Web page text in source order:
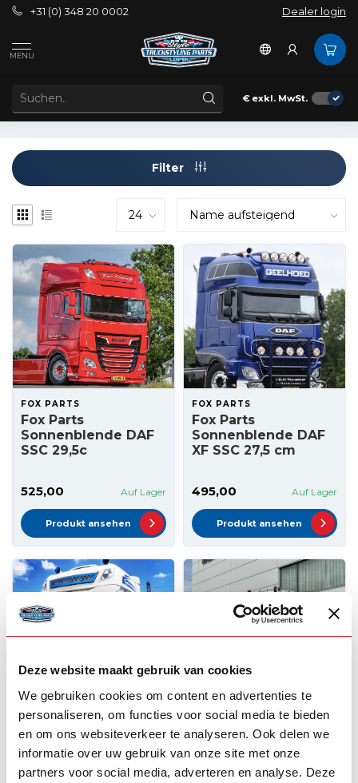
Deze website maakt gebruik van cookies
We gebruiken cookies om content en advertenties te
personaliseren, om functies voor social media te bieden
en om ons websiteverkeer te analyseren. Ook delen we
informatie over uw gebruik van onze site met onze
partners voor social media, adverteren en analyse. Deze
+31 (0) 348 20 0002 Dealer login
MENU
€ exkl. MwSt.
Außenbereich
Space Cab
DAF SUPER SPACE CAB SONNENBLENDEN
Filter
FOX PARTS
Fox Parts
Sonnenblende DAF
SSC 29,5c
525,00 Auf Lager
Produkt ansehen
FOX PARTS
Fox Parts
Sonnenblende DAF
XF SSC 27,5 cm
495,00 Auf Lager
Produkt ansehen
SOLARGUARD
Solarguard
Sonnenblende DAF
XF SSC
VEPRO OY
Vepro
Sonnenblende DAF
XF SSC